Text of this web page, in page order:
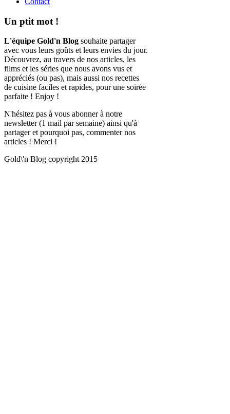
Un ptit mot !
L'équipe Gold'n Blog souhaite partager
avec vous leurs goûts et leurs envies du jour.
Découvrez, au travers de nos articles, les
films et les séries que nous avons vus et
appréciés (ou pas), mais aussi nos recettes
de cuisine faciles et rapides, pour une soirée
parfaite ! Enjoy !
N'hésitez pas à vous abonner à notre
newsletter (1 mail par semaine) ainsi qu'à
partager et pourquoi pas, commenter nos
articles ! Merci !
Gold\'n Blog copyright 2015